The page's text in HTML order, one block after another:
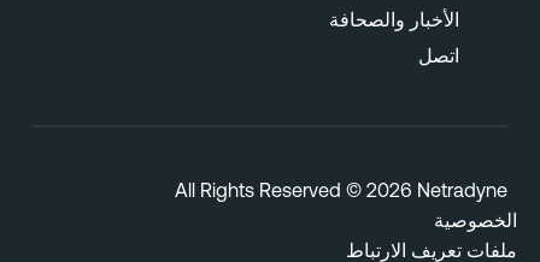
الأخبار والصحافة
اتصل
All Rights Reserved © 2026
تعريف الارتباط